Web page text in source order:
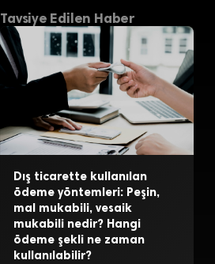
Tavsiye Edilen Haber
Dış ticarette kullanılan
ödeme yöntemleri: Peşin,
mal mukabili, vesaik
mukabili nedir? Hangi
ödeme şekli ne zaman
kullanılabilir?